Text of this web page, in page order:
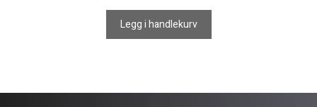
Legg i handlekurv